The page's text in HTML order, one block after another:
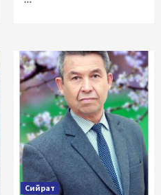
Сийрат